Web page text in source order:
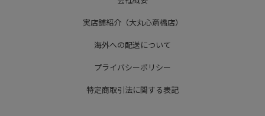
実店舗紹介（大丸心斎橋店）
海外への配送について
プライバシーポリシー
特定商取引法に関する表記